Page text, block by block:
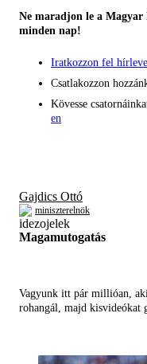
Ne maradjon le a Magyar
minden nap!
Iratkozzon fel
Csatlakozzon
Kövesse
en
Gajdics Ottó
miniszterelnök
Magamutogatás
Vagyunk itt pár millióan,
rohangál, majd kisvideókat